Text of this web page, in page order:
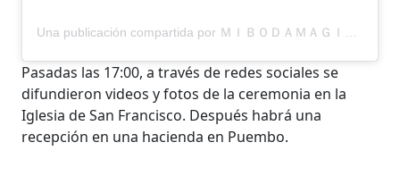
Pasadas las 17:00, a través de redes sociales se
difundieron videos y fotos de la ceremonia en la
Iglesia de San Francisco. Después habrá una
recepción en una hacienda en Puembo.